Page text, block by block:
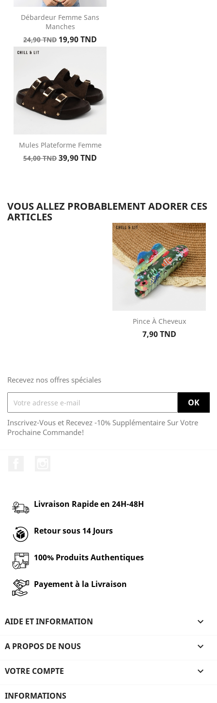
Débardeur Femme Sans
Manches
Prix
de
24,90 TND Prix
19,90 TND
Mules Plateforme Femme
Prix
54,00 TND Prix
39,90 TND
VOUS ALLEZ PROBABLEMENT ADORER CES
ARTICLES
Pince À Cheveux
Prix
7,90 TND
Recevez nos offres spéciales
Inscrivez-Vous et Recevez -10% Supplémentaire Sur Votre
Prochaine Commande!
Livraison Rapide en 24H-48H
Retour sous 14 Jours
100% Produits Authentiques
Payement à la Livraison
AIDE ET INFORMATION 
A PROPOS DE NOUS 
VOTRE COMPTE 
INFORMATIONS